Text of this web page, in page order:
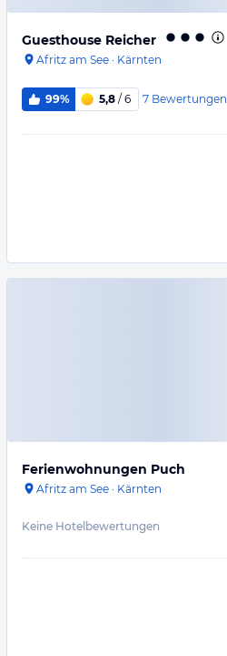
Guesthouse Reicher
Afritz am See · Kärnten
99% 5,8 / 6 7 Bewertungen
Ferienwohnungen Puch
Afritz am See · Kärnten
Keine Hotelbewertungen